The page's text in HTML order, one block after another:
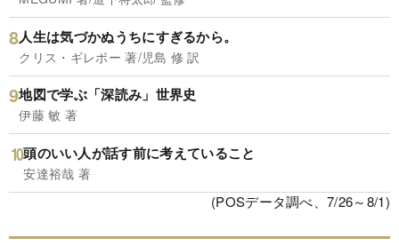
人生は気づかぬうちにすぎるから。
クリス・ギレボー 著/児島 修 訳
地図で学ぶ「深読み」世界史
伊藤 敏 著
頭のいい人が話す前に考えていること
安達裕哉 著
(POSデータ調べ、7/26～8/1)